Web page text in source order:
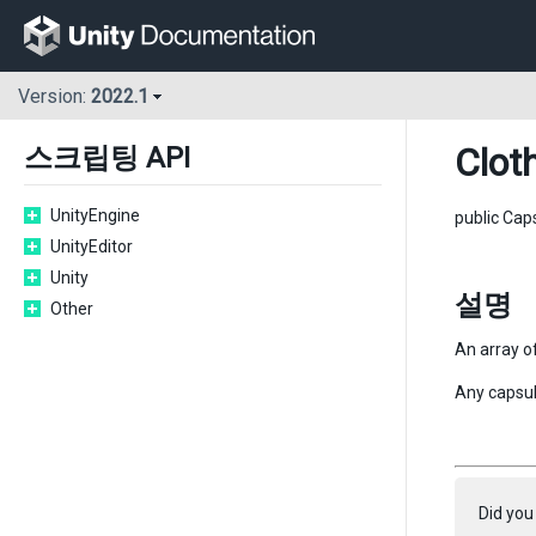
Version: 2022.1
스크립팅 API
UnityEngine
UnityEditor
Unity
Other
public
설명
An array
Any
Did